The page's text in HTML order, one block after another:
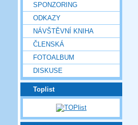
SPONZORING
ODKAZY
NÁVŠTĚVNÍ KNIHA
ČLENSKÁ
FOTOALBUM
DISKUSE
Toplist